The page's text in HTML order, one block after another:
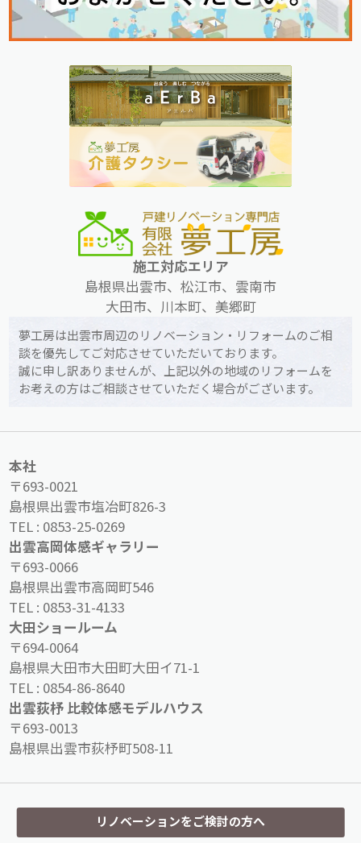
施工対応エリア
島根県出雲市、松江市、雲南市
大田市、川本町、美郷町
夢工房は出雲市周辺のリノベーション・リフォームのご相
談を優先してご対応させていただいております。
誠に申し訳ありませんが、上記以外の地域のリフォームを
お考えの方はご相談させていただく場合がございます。
本社
〒693-0021
島根県出雲市塩冶町826-3
TEL : 0853-25-0269
出雲高岡体感ギャラリー
〒693-0066
島根県出雲市高岡町546
TEL : 0853-31-4133
大田ショールーム
〒694-0064
島根県大田市大田町大田イ71-1
TEL : 0854-86-8640
出雲荻杼 比較体感モデルハウス
〒693-0013
島根県出雲市荻杼町508-11
リノベーションをご検討の方へ